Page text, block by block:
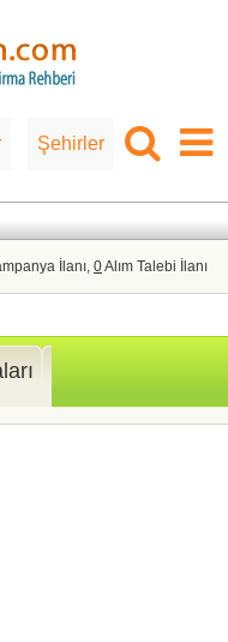
Şehirler
İlanı, 0Alım Talebi İlanı